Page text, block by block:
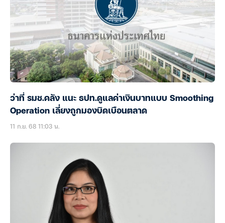
ว่าที่ รมช.คลัง แนะ ธปท.ดูแลค่าเงินบาทแบบ Smoothing
Operation เลี่ยงถูกมองบิดเบือนตลาด
11 ก.ย. 68 11:03 น.